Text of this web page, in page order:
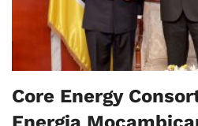
Core Energy